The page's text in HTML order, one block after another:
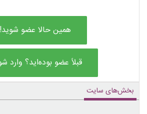
همین حالا عضو شوید!
قبلاً عضو بوده‌اید؟ وارد
بخش‌های سایت